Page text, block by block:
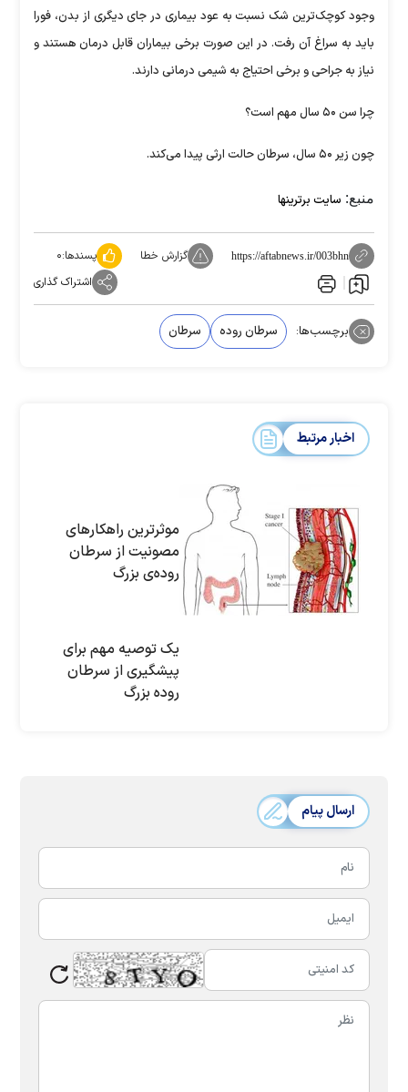
وجود کوچک‌ترین شک نسبت به عود بیماری در جای دیگری از بدن، فورا
باید به سراغ آن رفت. در این صورت برخی بیماران قابل درمان هستند و
نیاز به جراحی و برخی احتیاج به شیمی درمانی دارند.
چرا سن ۵۰ سال مهم است؟
چون زیر ۵۰ سال، سرطان حالت ارثی پیدا می‌کند.
منبع: سایت برترینها
https://aftabnews.ir/003bhn گزارش خطا پسندها:۰
اشتراک گذاری
برچسب‌ها: سرطان روده سرطان
اخبار مرتبط
موثرترین راهکارهای
مصونیت از سرطان
روده‌ی بزرگ
یک توصیه مهم برای
پیشگیری از سرطان
روده بزرگ
ارسال پیام